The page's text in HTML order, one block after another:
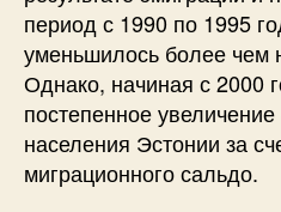
период с 1990 по 1995
уменьшилось более чем
Однако, начиная с 2000
постепенное
населения Эстонии за
миграционного сальдо.